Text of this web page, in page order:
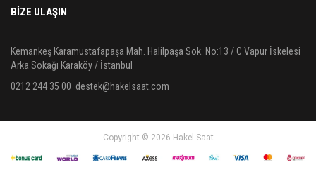
BIZE ULAŞIN
Kemankeş Karamustafapaşa Mah. Halilpaşa Sok. No:13 / C Vapur İskelesi
Arka Sokağı Karaköy / İstanbul
0212 244 35 00 destek@hakelsaat.com
Copyright © 2026 Hakel Saat